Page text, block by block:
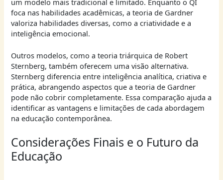
foca nas habilidades acadêmicas, a teoria de Gardner
valoriza habilidades diversas, como a criatividade e a
inteligência emocional.
Outros modelos, como a teoria triárquica de Robert
Sternberg, também oferecem uma visão alternativa.
Sternberg diferencia entre inteligência analítica, criativa e
prática, abrangendo aspectos que a teoria de Gardner
pode não cobrir completamente. Essa comparação ajuda a
identificar as vantagens e limitações de cada abordagem
na educação contemporânea.
Considerações Finais e o Futuro da
Educação